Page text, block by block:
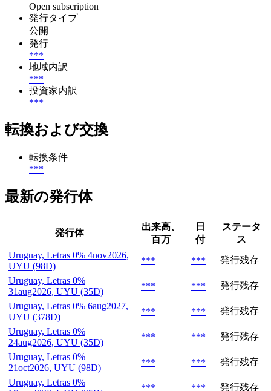
Open subscription
発行タイプ
公開
発行
***
地域内訳
***
投資家内訳
***
転換および交換
転換条件
***
最新の発行体
発行体
出来高、
百万
日
付
ステータ
ス
Uruguay, Letras 0% 4nov2026,
UYU (98D)
*** ***
発行残存
Uruguay, Letras 0%
31aug2026, UYU (35D)
*** ***
発行残存
Uruguay, Letras 0% 6aug2027,
UYU (378D)
*** ***
発行残存
Uruguay, Letras 0%
24aug2026, UYU (35D)
*** ***
発行残存
Uruguay, Letras 0%
21oct2026, UYU (98D)
*** ***
発行残存
Uruguay, Letras 0%
*** ***
発行残存